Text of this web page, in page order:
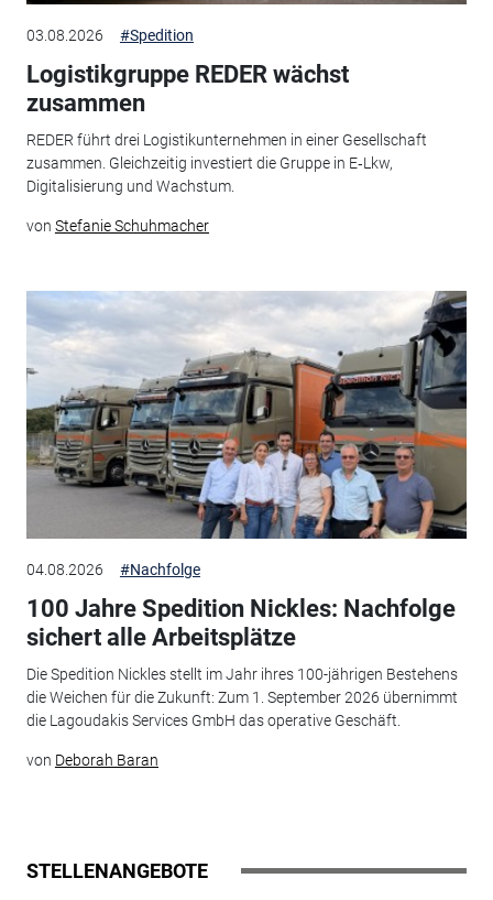
03.08.2026 #Spedition
Logistikgruppe REDER wächst
zusammen
REDER führt drei Logistikunternehmen in einer Gesellschaft
zusammen. Gleichzeitig investiert die Gruppe in E‑Lkw,
Digitalisierung und Wachstum.
von Stefanie Schuhmacher
04.08.2026 #Nachfolge
100 Jahre Spedition Nickles: Nachfolge
sichert alle Arbeitsplätze
Die Spedition Nickles stellt im Jahr ihres 100-jährigen Bestehens
die Weichen für die Zukunft: Zum 1. September 2026 übernimmt
die Lagoudakis Services GmbH das operative Geschäft.
von Deborah Baran
STELLENANGEBOTE